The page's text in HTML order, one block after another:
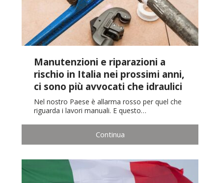
Manutenzioni e riparazioni a
rischio in Italia nei prossimi anni,
ci sono più avvocati che idraulici
Nel nostro Paese è allarma rosso per quel che
riguarda i lavori manuali. E questo…
Continua